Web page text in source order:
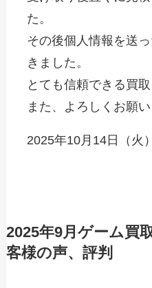
た。
その後個人情報を送
きました。
とても信頼できる買
また、よろしくお願い
2025年10月14日（火）
2025年9月ゲーム買
客様の声、評判